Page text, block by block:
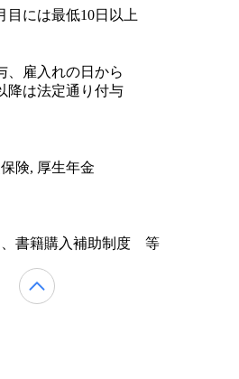
目には最低10日以上
、雇入れの日から
降は法定通り付与
険, 厚生年金
、書籍購入補助制度 等